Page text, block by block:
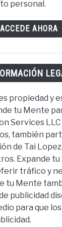
personal.
ACCEDE AHORA
propiedad y
tu Mente
Services
también
de Tai
Expande
tráfico y
tu Mente
publicidad
para que